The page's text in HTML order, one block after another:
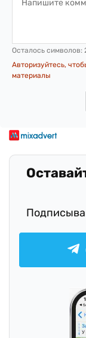
Осталось символов:
Авторизуйтесь,
материалы